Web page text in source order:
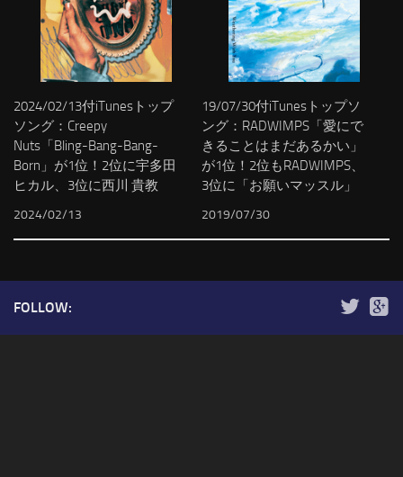
2024/02/13付iTunesトップ
ソング：Creepy
Nuts「Bling-Bang-Bang-
Born」が1位！2位に宇多田
ヒカル、3位に西川 貴教
2024/02/13
19/07/30付iTunesトップソ
ング：RADWIMPS「愛にで
きることはまだあるかい」
が1位！2位もRADWIMPS、
3位に「お願いマッスル」
2019/07/30
FOLLOW: